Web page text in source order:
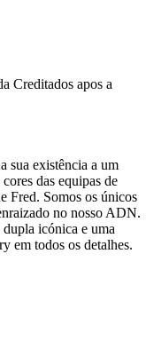
Creditados apos a
sua existência a um
das equipas de
Fred. Somos os únicos
no nosso ADN.
dupla icónica e uma
em todos os detalhes.